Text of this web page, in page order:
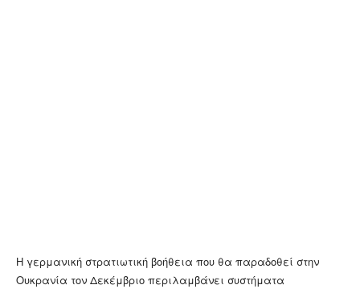
Η γερμανική στρατιωτική βοήθεια που θα παραδοθεί στην
Ουκρανία τον Δεκέμβριο περιλαμβάνει συστήματα